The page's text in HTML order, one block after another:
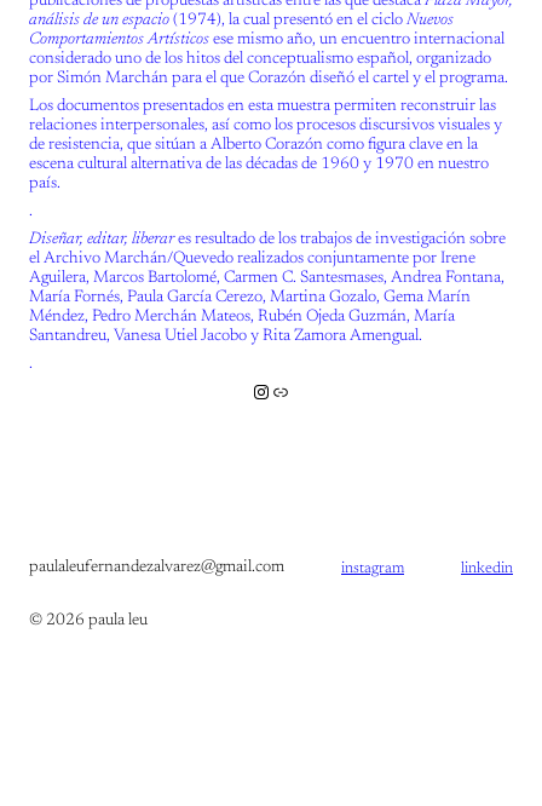
análisis de un espacio (1974), la cual presentó en el ciclo Nuevos
Comportamientos Artísticos ese mismo año, un encuentro internacional
considerado uno de los hitos del conceptualismo español, organizado
por Simón Marchán para el que Corazón diseñó el cartel y el programa.
Los documentos presentados en esta muestra permiten reconstruir las
relaciones interpersonales, así como los procesos discursivos visuales y
de resistencia, que sitúan a Alberto Corazón como figura clave en la
escena cultural alternativa de las décadas de 1960 y 1970 en nuestro
país.
.
Diseñar, editar, liberares resultado de los trabajos de investigación sobre
el Archivo Marchán/Quevedo realizados conjuntamente por Irene
Aguilera, Marcos Bartolomé, Carmen C. Santesmases, Andrea Fontana,
María Fornés, Paula García Cerezo, Martina Gozalo, Gema Marín
Méndez, Pedro Merchán Mateos, Rubén Ojeda Guzmán, María
Santandreu, Vanesa Utiel Jacobo y Rita Zamora Amengual.
.
Instagram Enlace
paulaleufernandezalvarez@gmail.com instagram linkedin
© 2026 paula leu